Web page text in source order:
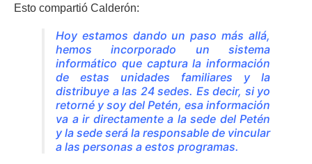
Esto compartió Calderón:
Hoy estamos dando un paso más allá,
hemos incorporado un sistema
informático que captura la información
de estas unidades familiares y la
distribuye a las 24 sedes. Es decir, si yo
retorné y soy del Petén, esa información
va a ir directamente a la sede del Petén
y la sede será la responsable de vincular
a las personas a estos programas.